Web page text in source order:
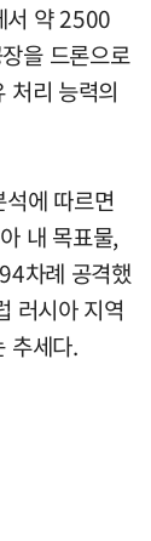
서 약 2500
을 드론으로
처리 능력의
에 따르면
내 목표물,
차례 공격했
러시아 지역
추세다.